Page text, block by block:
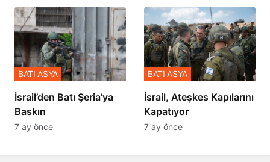
​​​​​​​İsrail’den Batı Şeria’ya
Baskın
BATI ASYA
7 ay önce
İsrail, Ateşkes Kapılarını
Kapatıyor
BATI ASYA
7 ay önce